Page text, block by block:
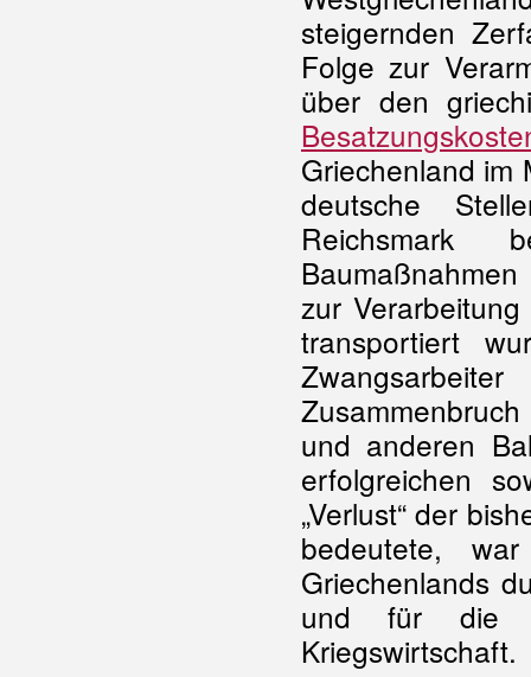
steigernden
Folge zur
über den
Griechenland im
deutsche
Reichsmark
zur
transportiert
und anderen
erfolgreichen
„Verlust“ der
bedeutete,
Griechenlands
und für die
Kriegswirtschaft.